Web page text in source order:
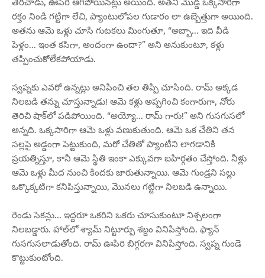
తెరిచాడు, ఊపిరి ఆగిపోయినట్లు అయింది. అతని మొడ్డ ఒక్కసారిగా
రక్తం నిండి గట్టిగా లేచి, ప్యాంటులోపల గుడారం లా ఉబ్బెత్తుగా అయింది.
అతను ఆమె ఒళ్లు చూసి గుటకలు మింగుతూ, “అబ్బా... ఇది వీడి
పెళ్లం... ఇంత కసిగా, అందంగా ఉందా?” అని అనుకుంటూ, కళ్లు
తప్పించుకోలేకపోయాడు.
స్వప్నకు ఎవరో ఉన్నట్లు అనిపించి తల తిప్పి చూసింది. రామ్ అక్కడ
నిలబడి తన్ను చూస్తున్నాడు! ఆమె కళ్లు అప్పగించి కంగారుగా, నోరు
తెరిచి షాక్‌లో పడిపోయింది. “అయ్యో... రామ్ గారు!” అని గుసగుసలో
అన్నది. ఒక్కసారిగా ఆమె ఒళ్లు వణుకుతుంది. ఆమె ఒక చేతిని తన
సల్లపై అడ్డంగా పెట్టుకుంది, మరో చేతితో ప్యాంటీని లాగడానికి
ప్రయత్నిస్తూ, కానీ ఆమె స్థితి ఇంకా ఎక్కువగా బహిర్గతం చేస్తోంది. నీళ్లు
ఆమె ఒళ్లు మీద నుంచి కిందకు జారుతున్నాయి. ఆమె గుండ్రని సల్లు
ఒక్కొక్కటిగా కనిపిస్తున్నాయి, మొనలు గట్టిగా నిలబడి ఉన్నాయి.
రెండు సెకన్లు... ఇద్దరూ ఒకరిని ఒకరు చూసుకుంటూ నిశ్చలంగా
నిలబడ్డారు. హాల్‌లో శ్యామ్ నిట్టూర్పు శబ్దం వినిపిస్తోంది. ఫ్యాన్
గుసగుసలాడుతోంది. రామ్ ఊపిరి బిగ్గరగా వినిపిస్తోంది. స్వప్న గుండె
కొట్టుకుంటోంది.